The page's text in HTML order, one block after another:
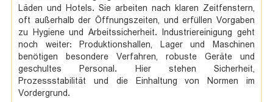
Läden und Hotels. Sie arbeiten nach klaren Zeitfenstern,
oft außerhalb der Öffnungszeiten, und erfüllen Vorgaben
zu Hygiene und Arbeitssicherheit. Industriereinigung geht
noch weiter: Produktionshallen, Lager und Maschinen
benötigen besondere Verfahren, robuste Geräte und
geschultes Personal. Hier stehen Sicherheit,
Prozessstabilität und die Einhaltung von Normen im
Vordergrund.